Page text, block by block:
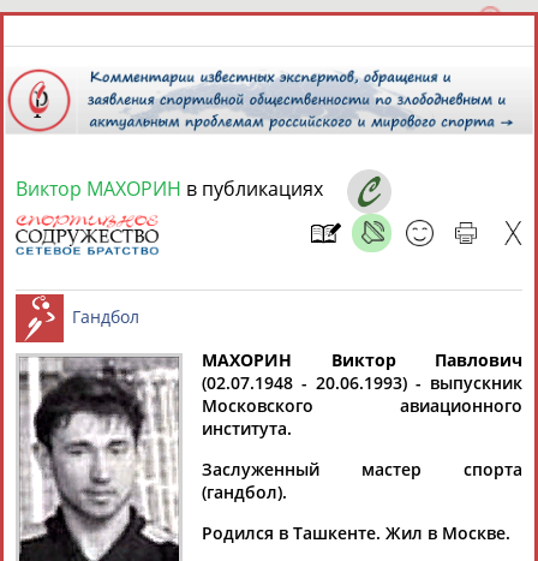
7 августа 2026 года,
СПОРТСМЕНЫ, ТРЕНЕРЫ И СПЕЦИАЛИСТЫ
Найдено: 13181персон Расширенный поиск
Аслаудин
АБАЕВ
Елена
АБАИМОВА
Мария
АБАКУМОВА
АБАЛАКИНА
Виктор МАХОРИН в публикациях
Гандбол
МАХОРИН Виктор Павлович
(02.07.1948 - 20.06.1993) - выпускник
Московского авиационного
института.
Заслуженный мастер спорта
(гандбол).
Родился в Ташкенте. Жил в Москве.